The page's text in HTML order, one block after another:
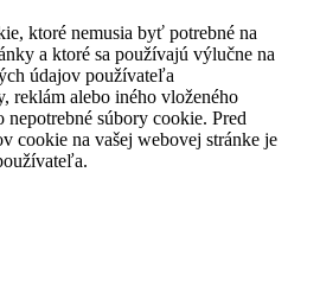
ktoré nemusia byť potrebné na
a ktoré sa používajú výlučne na
údajov používateľa
reklám alebo iného vloženého
nepotrebné súbory cookie. Pred
cookie na vašej webovej stránke je